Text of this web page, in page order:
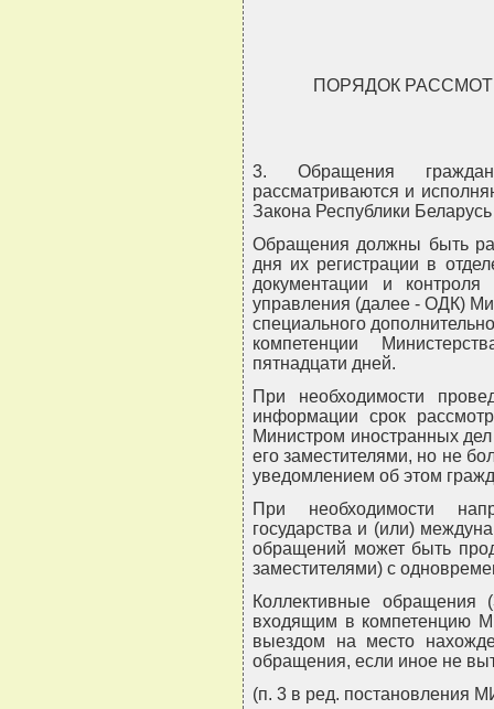
ПОРЯДОК
3. Обращения
рассматриваются и
Закона Республики
Обращения должны быть
дня их регистрации в
документации и контроля
управления (далее - ОДК)
специального
компетенции
пятнадцати дней.
При необходимости
информации срок
Министром иностранных
его заместителями, но не
уведомлением об этом
При необходимости
государства и (или)
обращений может быть
заместителями) с
Коллективные
входящим в компетенцию
выездом на место
обращения, если иное не
(п. 3 в ред. постановления